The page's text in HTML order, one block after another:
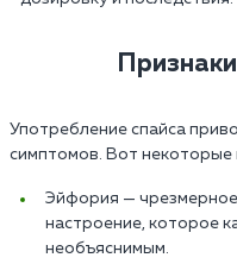
Употребление спайса
симптомов. Вот некоторые
Эйфория —
настроение, которое
необъяснимым.